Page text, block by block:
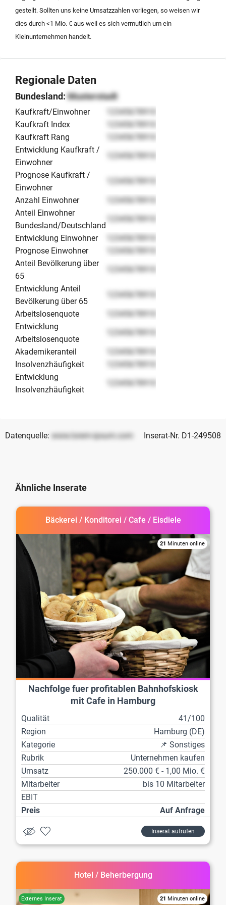
gestellt. Sollten uns keine Umsatzzahlen vorliegen, so weisen wir
dies durch <1 Mio. € aus weil es sich vermutlich um ein
Kleinunternehmen handelt.
Regionale Daten
Bundesland:Musterstadt
Kaufkraft/Einwohner
12345678910
Kaufkraft Index
12345678910
Kaufkraft Rang
12345678910
Entwicklung Kaufkraft /
Einwohner
12345678910
Prognose Kaufkraft /
Einwohner
12345678910
Anzahl Einwohner
12345678910
Anteil Einwohner
Bundesland/Deutschland
12345678910
Entwicklung Einwohner
12345678910
Prognose Einwohner
12345678910
Anteil Bevölkerung über
65
12345678910
Entwicklung Anteil
Bevölkerung über 65
12345678910
Arbeitslosenquote
12345678910
Entwicklung
Arbeitslosenquote
12345678910
Akademikeranteil
12345678910
Insolvenzhäufigkeit
12345678910
Entwicklung
Insolvenzhäufigkeit
12345678910
Datenquelle: www.lorem-ipsum.com Inserat-Nr. D1-249508
Ähnliche Inserate
Bäckerei / Konditorei / Cafe / Eisdiele
21 Minuten online
Nachfolge fuer profitablen Bahnhofskiosk
mit Cafe in Hamburg
Qualität
41/100
Region
Hamburg (DE)
Kategorie
📌 Sonstiges
Rubrik
Unternehmen kaufen
Umsatz
250.000 € - 1,00 Mio. €
Mitarbeiter
bis 10 Mitarbeiter
EBIT
Preis
Auf Anfrage
Inserat aufrufen
Hotel / Beherbergung
21 Minuten online